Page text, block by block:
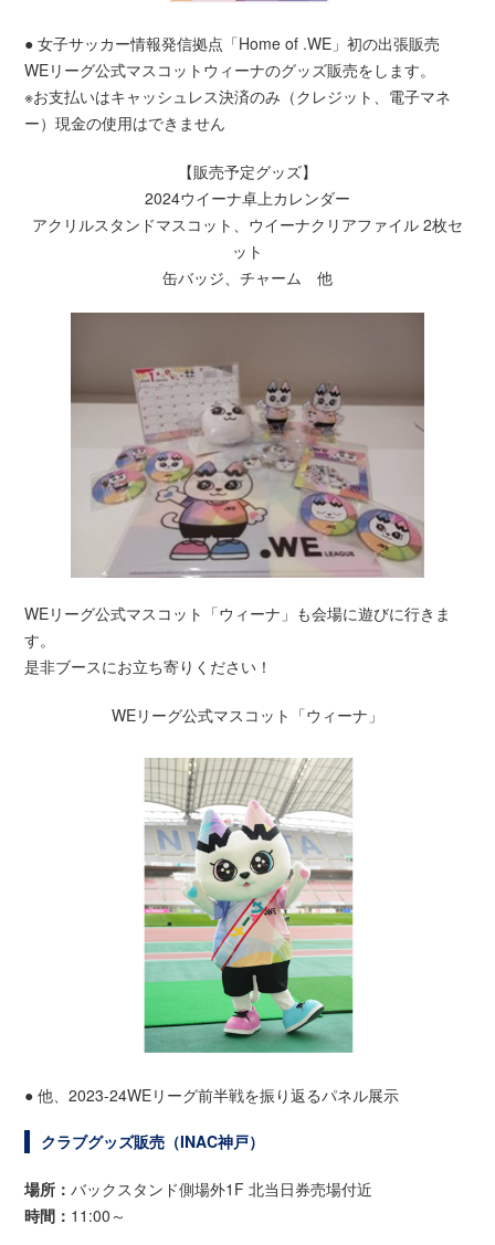
● 女子サッカー情報発信拠点「Home of .WE」初の出張販売
WEリーグ公式マスコットウィーナのグッズ販売をします。
※お支払いはキャッシュレス決済のみ（クレジット、電子マネ
ー）現金の使用はできません
【販売予定グッズ】
2024ウイーナ卓上カレンダー
アクリルスタンドマスコット、ウイーナクリアファイル 2枚セ
ット
缶バッジ、チャーム 他
WEリーグ公式マスコット「ウィーナ」も会場に遊びに行きま
す。
是非ブースにお立ち寄りください！
WEリーグ公式マスコット「ウィーナ」
● 他、2023-24WEリーグ前半戦を振り返るパネル展示
クラブグッズ販売（INAC神戸）
場所：バックスタンド側場外1F 北当日券売場付近
時間： 11:00～